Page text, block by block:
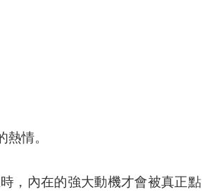
情。
，內在的強大動機才會被真正點